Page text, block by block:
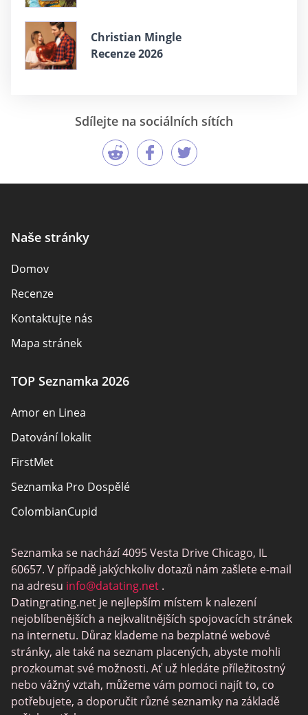
Christian Mingle
Recenze 2026
Sdílejte na sociálních sítích
Naše stránky
Domov
Recenze
Kontaktujte nás
Mapa stránek
TOP Seznamka 2026
Amor en Linea
Datování lokalit
FirstMet
Seznamka Pro Dospělé
ColombianCupid
MeetMindful
Seznamka BDSM
BBPeopleMeet
Stránky Sugar Daddy
JPeopleMeet
Trans Seznamka
Senior Datování Lokalit
Seznamka se nachází 4095 Vesta Drive Chicago, IL
60657. V případě jakýchkoliv dotazů nám zašlete e-mail
na adresu info@datating.net .
Datingrating.net je nejlepším místem k nalezení
nejoblíbenějších a nejkvalitnějších spojovacích stránek
na internetu. Důraz klademe na bezplatné webové
stránky, ale také na seznam placených, abyste mohli
prozkoumat své možnosti. Ať už hledáte příležitostný
nebo vážný vztah, můžeme vám pomoci najít to, co
potřebujete, a doporučit různé seznamky na základě